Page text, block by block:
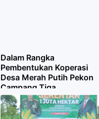
Dalam Rangka
Pembentukan Koperasi
Desa Merah Putih Pekon
Campang Tiga
Kotaagung Laksanakan
Musdesus